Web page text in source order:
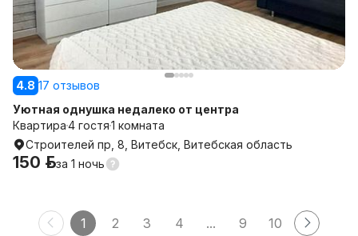
4.8 17 отзывов
Уютная однушка недалеко от центра
Квартира4 гостя1 комната
Строителей пр, 8, Витебск, Витебская область
150 р.за 1 ночь
1 2 3 4 ... 9 10